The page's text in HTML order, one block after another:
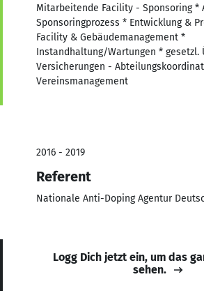
Mitarbeitende Facility - Sponsoring *
Sponsoringprozess * Entwicklung &
Facility & Gebäudemanagement *
Instandhaltung/Wartungen * gesetzl.
Versicherungen -
Vereinsmanagement
2016 - 2019
Referent
Nationale Anti-Doping Agentur
Logg Dich jetzt ein, um das
sehen.